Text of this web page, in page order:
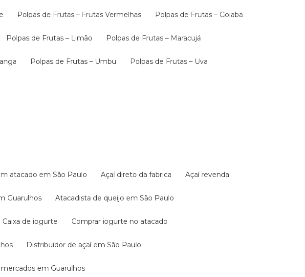
Polpas de Frutas – Frutas Vermelhas Polpas de Frutas – Goiaba
Polpas de Frutas – Limão Polpas de Frutas – Maracujá
Polpas de Frutas – Umbu Polpas de Frutas – Uva
atacado em São Paulo Açaí direto da fabrica Açaí revenda
Guarulhos Atacadista de queijo em São Paulo
Caixa de iogurte Comprar iogurte no atacado
Distribuidor de açaí em São Paulo
em Guarulhos